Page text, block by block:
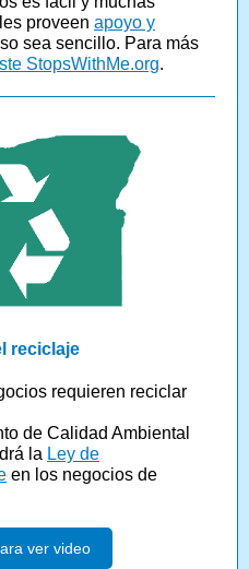
proveen apoyo y
sea sencillo. Para más
StopsWithMe.org.
reciclaje
requieren reciclar
de Calidad Ambiental
la Ley de
en los negocios de
ver video